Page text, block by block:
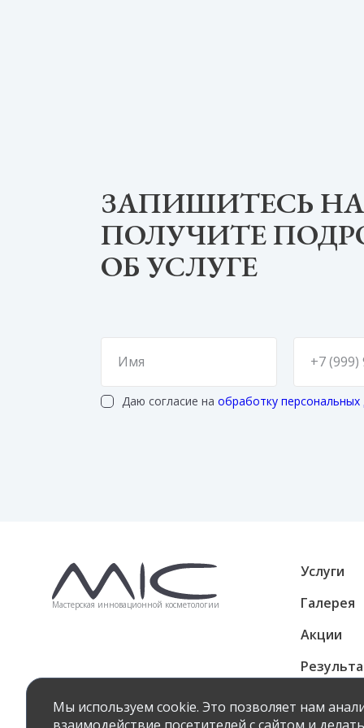
ЗАПИШИТЕСЬ
ПОЛУЧИТЕ
ОБ УСЛУГЕ
Даю согласие на обработку персональных
Мастерская инновационной косметологии
Услуги
Галерея
Акции
Мы используем cookie. Это позволяет нам